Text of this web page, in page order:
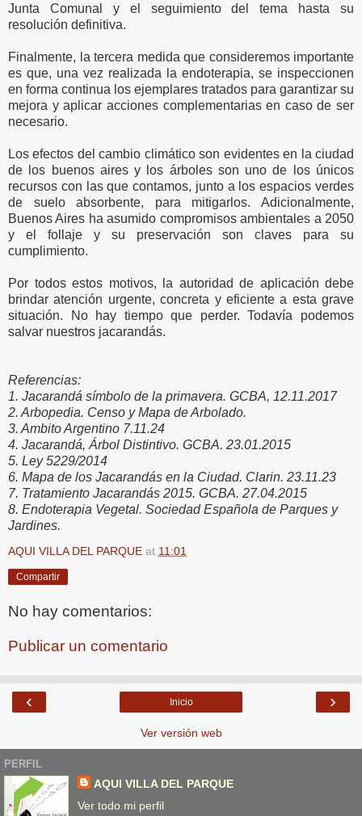
Junta Comunal y el seguimiento del tema hasta su
resolución definitiva.
Finalmente, la tercera medida que consideremos importante
es que, una vez realizada la endoterapia, se inspeccionen
en forma continua los ejemplares tratados para garantizar su
mejora y aplicar acciones complementarias en caso de ser
necesario.
Los efectos del cambio climático son evidentes en la ciudad
de los buenos aires y los árboles son uno de los únicos
recursos con las que contamos, junto a los espacios verdes
de suelo absorbente, para mitigarlos. Adicionalmente,
Buenos Aires ha asumido compromisos ambientales a 2050
y el follaje y su preservación son claves para su
cumplimiento.
Por todos estos motivos, la autoridad de aplicación debe
brindar atención urgente, concreta y eficiente a esta grave
situación. No hay tiempo que perder. Todavía podemos
salvar nuestros jacarandás.
Referencias:
1. Jacarandá símbolo de la primavera. GCBA, 12.11.2017
2. Arbopedia. Censo y Mapa de Arbolado.
3. Ambito Argentino 7.11.24
4. Jacarandá, Árbol Distintivo. GCBA. 23.01.2015
5. Ley 5229/2014
6. Mapa de los Jacarandás en la Ciudad. Clarin. 23.11.23
7. Tratamiento Jacarandás 2015. GCBA. 27.04.2015
8. Endoterapia Vegetal. Sociedad Española de Parques y
Jardines.
AQUI VILLA DEL PARQUE at 11:01
Compartir
No hay comentarios:
Publicar un comentario
‹ ›
Inicio
Ver versión web
PERFIL
AQUI VILLA DEL PARQUE
Ver todo mi perfil